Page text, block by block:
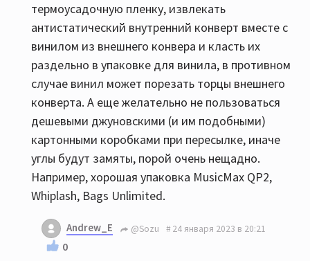
термоусадочную пленку, извлекать
антистатический внутренний конверт вместе с
винилом из внешнего конвера и класть их
раздельно в упаковке для винила, в противном
случае винил может порезать торцы внешнего
конверта. А еще желательно не пользоваться
дешевыми джуновскими (и им подобными)
картонными коробками при пересылке, иначе
углы будут замяты, порой очень нещадно.
Например, хорошая упаковка MusicMax QP2,
Whiplash, Bags Unlimited.
Andrew_E @Sozu 24 января 2023 в 20:21
0